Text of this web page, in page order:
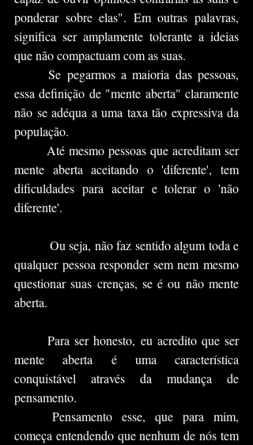
ponderar sobre elas". Em outras palavras,
significa ser amplamente tolerante a ideias
que não compactuam com as suas.
	Se pegarmos a maioria das pessoas,
essa definição de "mente aberta" claramente
não se adéqua a uma taxa tão expressiva da
população.
mente aberta aceitando o 'diferente', tem
dificuldades para aceitar e tolerar o 'não
diferente'.
qualquer pessoa responder sem nem mesmo
questionar suas crenças, se é ou não mente
aberta.
	Para ser honesto, eu acredito que ser
mente aberta é uma característica
conquistável através da mudança de
pensamento.
começa entendendo que nenhum de nós tem